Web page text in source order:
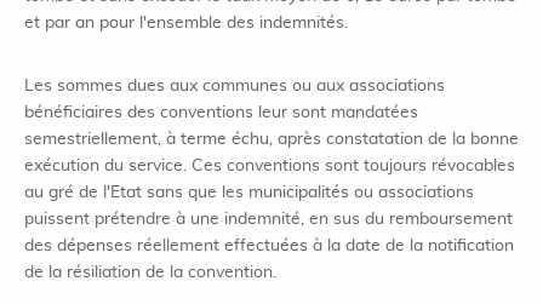
et par an pour l'ensemble des indemnités.
Les sommes dues aux communes ou aux associations
bénéficiaires des conventions leur sont mandatées
semestriellement, à terme échu, après constatation de la bonne
exécution du service. Ces conventions sont toujours révocables
au gré de l'Etat sans que les municipalités ou associations
puissent prétendre à une indemnité, en sus du remboursement
des dépenses réellement effectuées à la date de la notification
de la résiliation de la convention.